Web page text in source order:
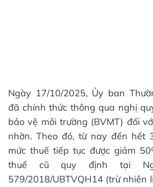
Ngày 17/10/2025, Ủy ban
đã chính thức thông qua nghị
bảo vệ môi trường (BVMT) đối
nhờn. Theo đó, từ nay đến hết
mức thuế tiếp tục được giảm
thuế cũ quy định tại
579/2018/UBTVQH14 (trừ nhiên